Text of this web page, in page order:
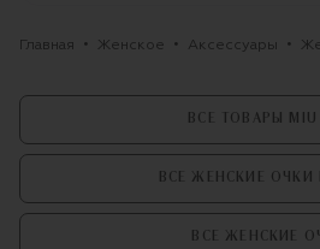
Главная Женское Аксессуары
ВСЕ ТОВАРЫ MIU
ВСЕ ЖЕНСКИЕ ОЧКИ
ВСЕ ЖЕНСКИЕ